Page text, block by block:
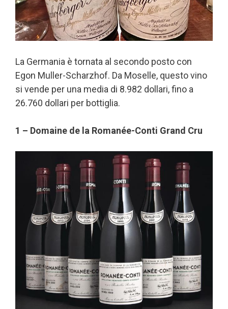
La Germania è tornata al secondo posto con
Egon Muller-Scharzhof. Da Moselle, questo vino
si vende per una media di 8.982 dollari, fino a
26.760 dollari per bottiglia.
1 – Domaine de la Romanée-Conti Grand Cru